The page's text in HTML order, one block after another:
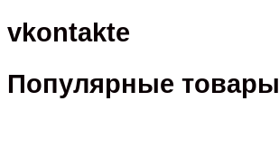
vkontakte
Популярные товары